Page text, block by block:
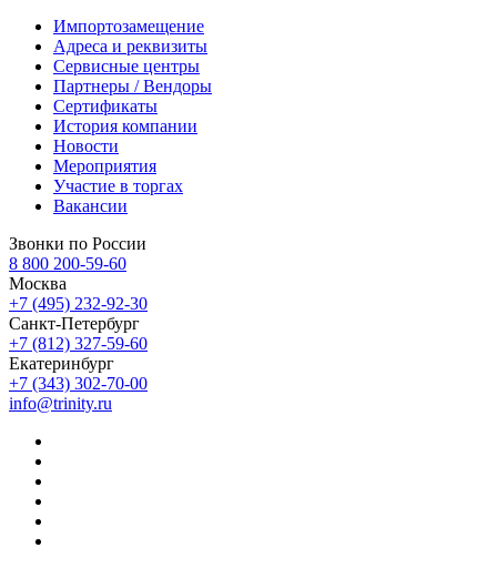
Импортозамещение
Адреса и реквизиты
Сервисные центры
Партнеры / Вендоры
Сертификаты
История компании
Новости
Мероприятия
Участие в торгах
Вакансии
Звонки по России
8 800 200-59-60
Москва
+7 (495) 232-92-30
Санкт-Петербург
+7 (812) 327-59-60
Екатеринбург
+7 (343) 302-70-00
info@trinity.ru